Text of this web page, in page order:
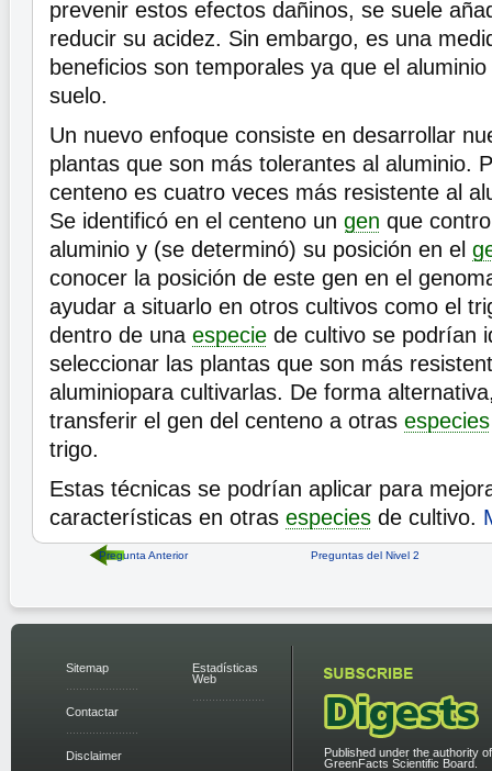
prevenir estos efectos dañinos, se suele
reducir su acidez. Sin embargo, es una
beneficios son temporales ya que el
suelo.
Un nuevo enfoque consiste en desarrollar
plantas que son más tolerantes al aluminio.
centeno es cuatro veces más resistente al
Se identificó en el centeno un gen que
aluminio y (se determinó) su posición en el
conocer la posición de este gen en el
ayudar a situarlo en otros cultivos como el
dentro de una especie de cultivo se podrían
seleccionar las plantas que son más
aluminiopara cultivarlas. De forma
transferir el gen del centeno a otras especies
trigo.
Estas técnicas se podrían aplicar para
características en otras especies de cultivo.
Pregunta Anterior Preguntas del Nivel 2
Sitemap
Contactar
Disclaimer
Estadísticas
Web
Published under the authority
GreenFacts Scientific Board.